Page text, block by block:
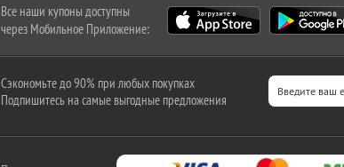
Все наши купоны доступны
через Мобильное Приложение:
Сэкономьте до 90% при любых покупках
Подпишитесь на самые выгодные предложения